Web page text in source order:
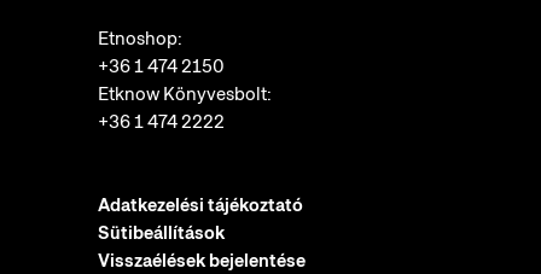
Etnoshop:
+36 1 474 2150
Etknow Könyvesbolt:
+36 1 474 2222
Adatkezelési tájékoztató
Sütibeállítások
Visszaélések bejelentése